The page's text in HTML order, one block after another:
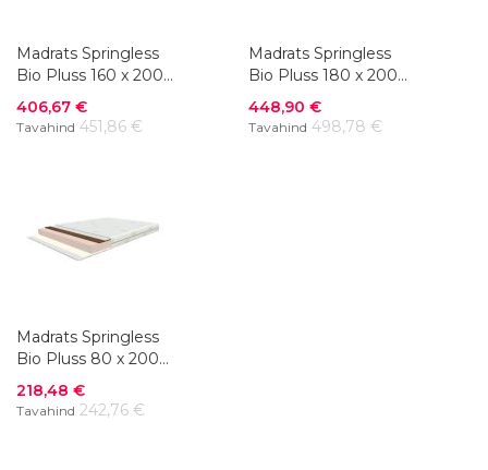
Madrats Springless
Bio Pluss 160 x 200
cm
Soodushind
406,67 €
Tavahind 451,86 €
Madrats Springless
Bio Pluss 180 x 200
cm
Soodushind
448,90 €
Tavahind 498,78 €
Madrats Springless
Bio Pluss 80 x 200
cm
Soodushind
218,48 €
Tavahind 242,76 €